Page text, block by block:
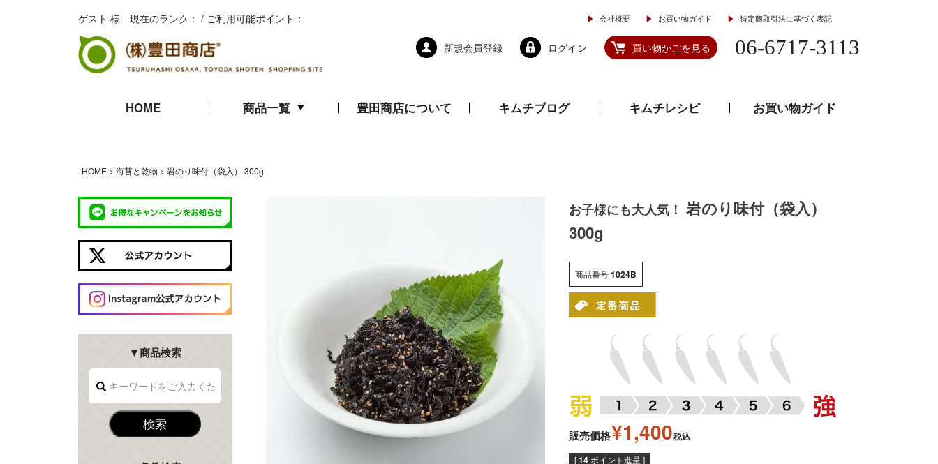
ゲスト 様 現在のランク： / ご利用可能ポイント： 会社概要 お買い物ガイド 特定商取引法に基づく表記
新規会員登録 ログイン 買い物かごを見る 06-6717-3113
HOME 商品一覧 豊田商店について キムチブログ キムチレシピ お買い物ガイド
HOME 海苔と乾物 岩のり味付（袋入） 300g
▼商品検索
検索
お子様にも大人気！ 岩のり味付（袋入）
300g
商品番号1024B
販売価格¥1,400税込
[14 ポイント進呈 ]